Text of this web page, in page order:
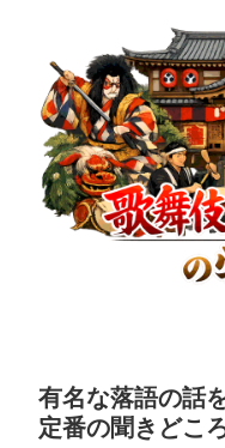
有名な落語の話
定番の聞きどこ